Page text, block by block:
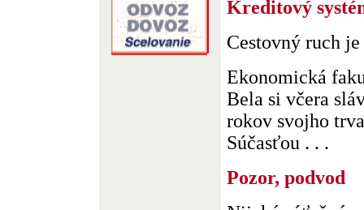
Kreditový
Cestovný ruch
Ekonomická
Bela si včera
rokov svojho
Súčasťou . . .
Pozor, podvod